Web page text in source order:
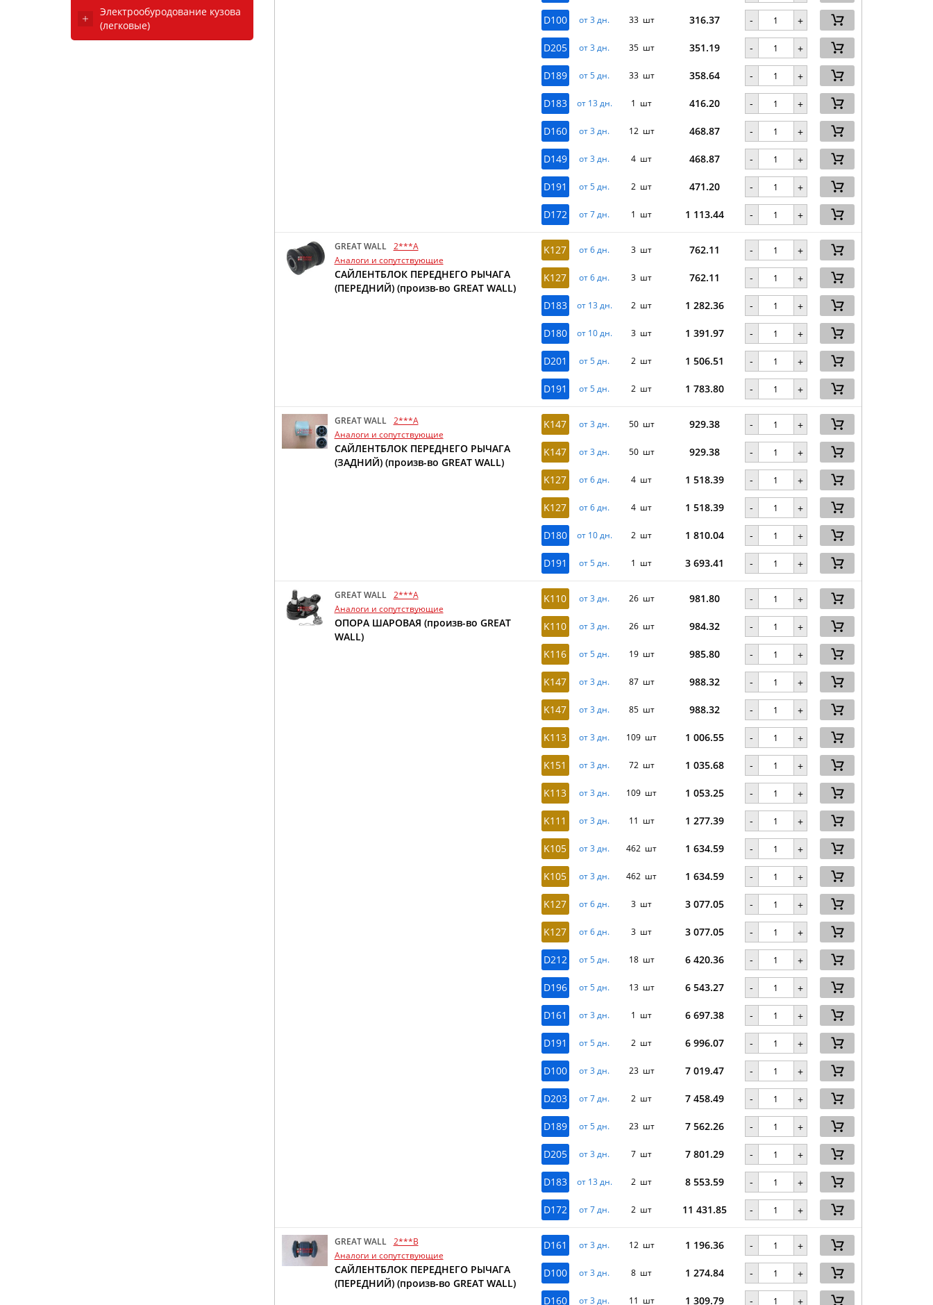
Электрообуродование кузова
(легковые)
D100 от 3 дн. 33 шт 316.37 - +
D205 от 3 дн. 35 шт 351.19 - +
D189 от 5 дн. 33 шт 358.64 - +
D183 от 13 дн. 1 шт 416.20 - +
D160 от 3 дн. 12 шт 468.87 - +
D149 от 3 дн. 4 шт 468.87 - +
D191 от 5 дн. 2 шт 471.20 - +
D172 от 7 дн. 1 шт 1 113.44 - +
GREAT WALL
2***A
Аналоги и сопутствующие
САЙЛЕНТБЛОК ПЕРЕДНЕГО РЫЧАГА
(ПЕРЕДНИЙ) (произв-во GREAT WALL)
K127 от 6 дн. 3 шт 762.11 - +
K127 от 6 дн. 3 шт 762.11 - +
D183 от 13 дн. 2 шт 1 282.36 - +
D180 от 10 дн. 3 шт 1 391.97 - +
D201 от 5 дн. 2 шт 1 506.51 - +
D191 от 5 дн. 2 шт 1 783.80 - +
GREAT WALL
2***A
Аналоги и сопутствующие
САЙЛЕНТБЛОК ПЕРЕДНЕГО РЫЧАГА
(ЗАДНИЙ) (произв-во GREAT WALL)
K147 от 3 дн. 50 шт 929.38 - +
K147 от 3 дн. 50 шт 929.38 - +
K127 от 6 дн. 4 шт 1 518.39 - +
K127 от 6 дн. 4 шт 1 518.39 - +
D180 от 10 дн. 2 шт 1 810.04 - +
D191 от 5 дн. 1 шт 3 693.41 - +
GREAT WALL
2***A
Аналоги и сопутствующие
ОПОРА ШАРОВАЯ (произв-во GREAT
WALL)
K110 от 3 дн. 26 шт 981.80 - +
K110 от 3 дн. 26 шт 984.32 - +
K116 от 5 дн. 19 шт 985.80 - +
K147 от 3 дн. 87 шт 988.32 - +
K147 от 3 дн. 85 шт 988.32 - +
K113 от 3 дн. 109 шт 1 006.55 - +
K151 от 3 дн. 72 шт 1 035.68 - +
K113 от 3 дн. 109 шт 1 053.25 - +
K111 от 3 дн. 11 шт 1 277.39 - +
K105 от 3 дн. 462 шт 1 634.59 - +
K105 от 3 дн. 462 шт 1 634.59 - +
K127 от 6 дн. 3 шт 3 077.05 - +
K127 от 6 дн. 3 шт 3 077.05 - +
D212 от 5 дн. 18 шт 6 420.36 - +
D196 от 5 дн. 13 шт 6 543.27 - +
D161 от 3 дн. 1 шт 6 697.38 - +
D191 от 5 дн. 2 шт 6 996.07 - +
D100 от 3 дн. 23 шт 7 019.47 - +
D203 от 7 дн. 2 шт 7 458.49 - +
D189 от 5 дн. 23 шт 7 562.26 - +
D205 от 3 дн. 7 шт 7 801.29 - +
D183 от 13 дн. 2 шт 8 553.59 - +
D172 от 7 дн. 2 шт 11 431.85 - +
GREAT WALL
2***B
Аналоги и сопутствующие
САЙЛЕНТБЛОК ПЕРЕДНЕГО РЫЧАГА
(ПЕРЕДНИЙ) (произв-во GREAT WALL)
D161 от 3 дн. 12 шт 1 196.36 - +
D100 от 3 дн. 8 шт 1 274.84 - +
D160 от 3 дн. 11 шт 1 309.79 - +